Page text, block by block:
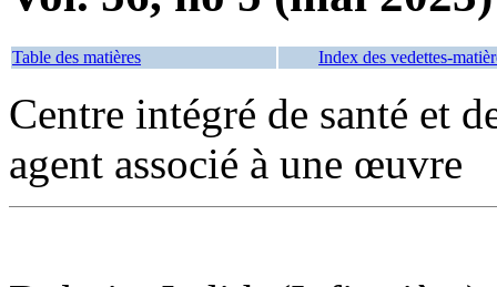
Table des matières Index des vedettes-
Centre intégré de santé et
agent associé à une œuvre